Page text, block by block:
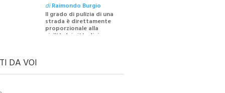
diRaimondo Burgio
Il grado di pulizia di una
strada è direttamente
proporzionale alla
DA VOI